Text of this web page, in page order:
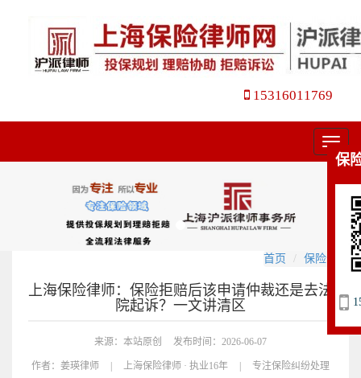
15316011769
菜
单
首页 保险咨询
上海保险律师：保险拒赔后该申请仲裁还是去法
院起诉？一文讲清区
来源：本站原创 发布时间：2026-06-07
作者： 姜瑛律师 | 上海保险律师 · 执业16年 | 专注保险纠纷处理
保